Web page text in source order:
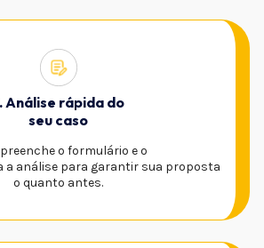
Análise rápida do
seu caso
o formulário e o
a análise para garantir sua proposta
o quanto antes.